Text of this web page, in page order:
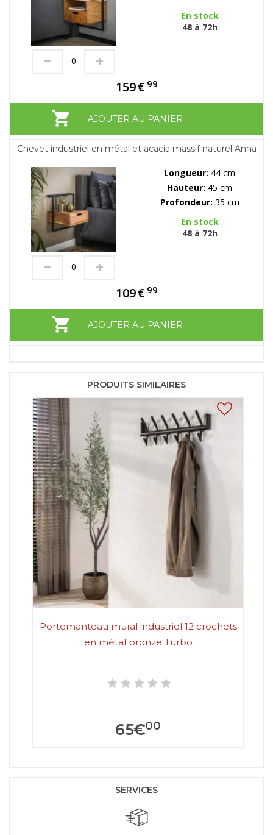
En stock
48 à 72h
159€ 99
AJOUTER AU PANIER
Chevet industriel en métal et acacia massif naturel Anna
Longueur: 44 cm
Hauteur: 45 cm
Profondeur: 35 cm
En stock
48 à 72h
109€ 99
AJOUTER AU PANIER
PRODUITS SIMILAIRES
Portemanteau mural industriel 12 crochets
en métal bronze Turbo
65€00
SERVICES